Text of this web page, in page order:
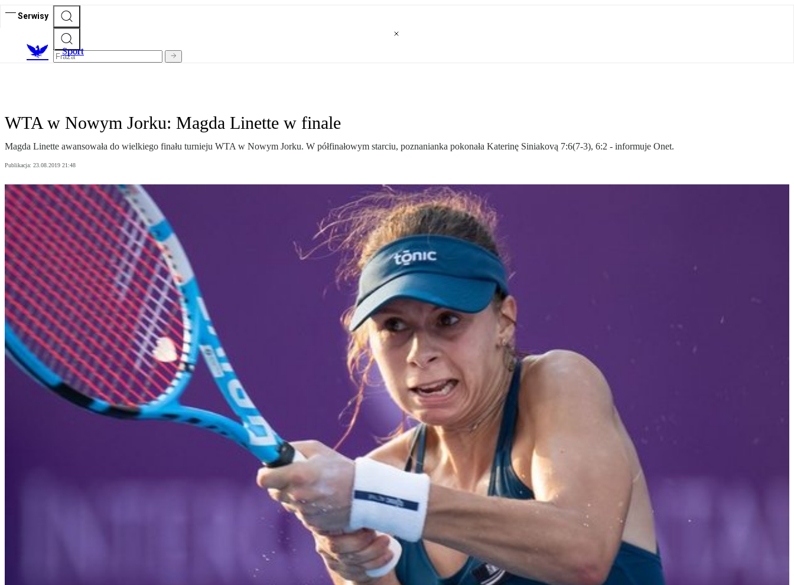
Serwisy
Sport
WTA w Nowym Jorku: Magda Linette w finale
Magda Linette awansowała do wielkiego finału turnieju WTA w Nowym Jorku. W półfinałowym starciu, poznanianka pokonała Katerinę Siniakovą 7:6(7-3), 6:2 - informuje Onet.
Publikacja: 23.08.2019 21:48